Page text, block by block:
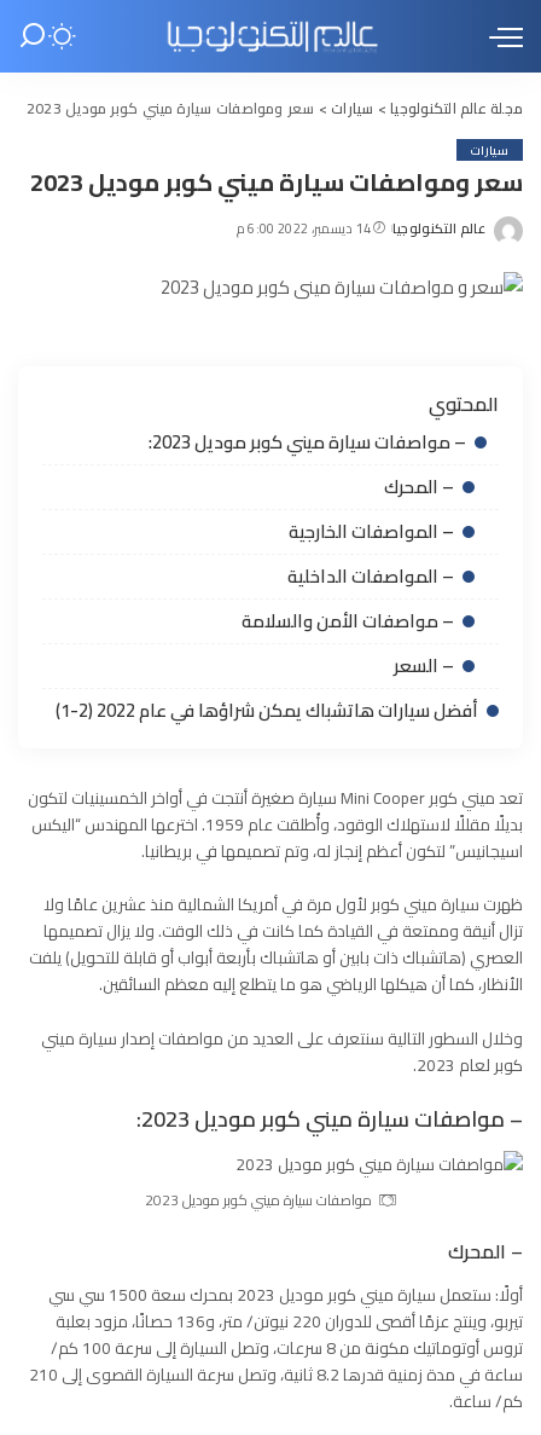
مجلة عالم التكنولوجيا> سيارات > سعر ومواصفات سيارة ميني كوبر موديل 2023
سيارات
سعر ومواصفات سيارة ميني كوبر موديل 2023
Posted
عالم التكنولوجيا 14 ديسمبر، 2022 6:00 م
المحتوي
– مواصفات سيارة ميني كوبر موديل 2023:
– المحرك
– المواصفات الخارجية
– المواصفات الداخلية
– مواصفات الأمن والسلامة
– السعر
أفضل سيارات هاتشباك يمكن شراؤها في عام 2022 (2-1)
تعد ميني كوبر Mini Cooper سيارة صغيرة أنتجت في أواخر الخمسينيات لتكون
بديلًا مقللًا لاستهلاك الوقود، وأُطلقت عام 1959. اخترعها المهندس “اليكس
اسيجانيس” لتكون أعظم إنجاز له، وتم تصميمها في بريطانيا.
ظهرت سيارة ميني كوبر لأول مرة في أمريكا الشمالية منذ عشرين عامًا ولا
تزال أنيقة وممتعة في القيادة كما كانت في ذلك الوقت. ولا يزال تصميمها
العصري (هاتشباك ذات بابين أو هاتشباك بأربعة أبواب أو قابلة للتحويل) يلفت
الأنظار، كما أن هيكلها الرياضي هو ما يتطلع إليه معظم السائقين.
وخلال السطور التالية سنتعرف على العديد من مواصفات إصدار سيارة ميني
كوبر لعام 2023.
– مواصفات سيارة ميني كوبر موديل 2023:
مواصفات سيارة ميني كوبر موديل 2023
– المحرك
أولًا: ستعمل سيارة ميني كوبر موديل 2023 بمحرك سعة 1500 سي سي
تيربو، وينتج عزمًا أقصى للدوران 220 نيوتن/ متر، و136 حصانًا، مزود بعلبة
تروس أوتوماتيك مكونة من 8 سرعات، وتصل السيارة إلى سرعة 100 كم/
ساعة في مدة زمنية قدرها 8.2 ثانية، وتصل سرعة السيارة القصوى إلى 210
كم/ ساعة.